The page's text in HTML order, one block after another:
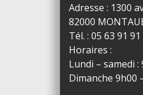
Adresse : 1300
82000
Tél. : 05 63 91 91
Horaires :
Lundi – samedi :
Dimanche 9h00